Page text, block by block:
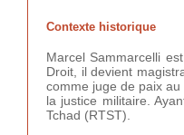
Contexte historique
Marcel Sammarcelli
Droit, il devient
comme juge de paix
la justice militaire.
Tchad (RTST).